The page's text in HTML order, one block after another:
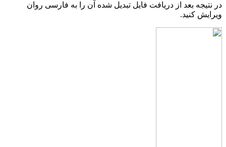
در نتیجه بعد از دریافت فایل تبدیل شده آن را به فارسی روان
ویرایش کنید.